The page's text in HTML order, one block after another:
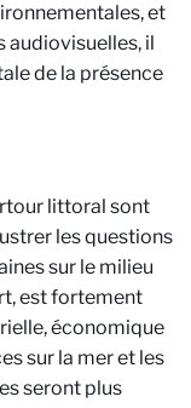
et
audiovisuelles, il
de la présence
littoral sont
les questions
sur le milieu
est fortement
économique
sur la mer et les
seront plus